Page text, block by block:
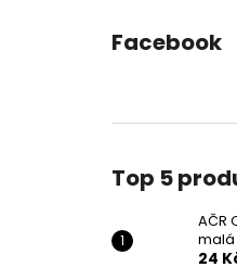
Facebook
Top 5
AČR
malá
24